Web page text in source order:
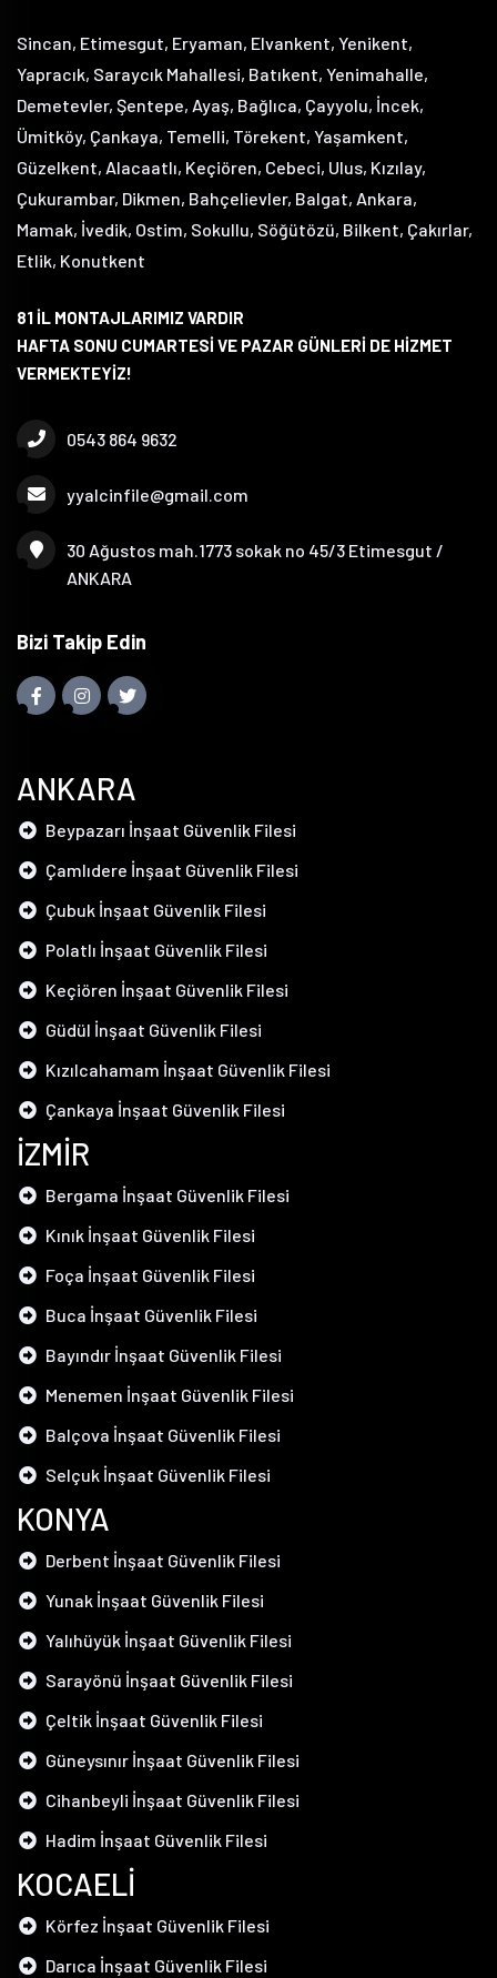
Sincan, Etimesgut, Eryaman, Elvankent, Yenikent,
Yapracık, Saraycık Mahallesi, Batıkent, Yenimahalle,
Demetevler, Şentepe, Ayaş, Bağlıca, Çayyolu, İncek,
Ümitköy, Çankaya, Temelli, Törekent, Yaşamkent,
Güzelkent, Alacaatlı, Keçiören, Cebeci, Ulus, Kızılay,
Çukurambar, Dikmen, Bahçelievler, Balgat, Ankara,
Mamak, İvedik, Ostim, Sokullu, Söğütözü, Bilkent, Çakırlar,
Etlik, Konutkent
81 İL MONTAJLARIMIZ VARDIR
HAFTA SONU CUMARTESİ VE PAZAR GÜNLERİ DE HİZMET
VERMEKTEYİZ!
0543 864 9632
yyalcinfile@gmail.com
30 Ağustos mah.1773 sokak no 45/3 Etimesgut /
ANKARA
Bizi Takip Edin
ANKARA
Beypazarı İnşaat Güvenlik Filesi
Çamlıdere İnşaat Güvenlik Filesi
Çubuk İnşaat Güvenlik Filesi
Polatlı İnşaat Güvenlik Filesi
Keçiören İnşaat Güvenlik Filesi
Güdül İnşaat Güvenlik Filesi
Kızılcahamam İnşaat Güvenlik Filesi
Çankaya İnşaat Güvenlik Filesi
İZMİR
Bergama İnşaat Güvenlik Filesi
Kınık İnşaat Güvenlik Filesi
Foça İnşaat Güvenlik Filesi
Buca İnşaat Güvenlik Filesi
Bayındır İnşaat Güvenlik Filesi
Menemen İnşaat Güvenlik Filesi
Balçova İnşaat Güvenlik Filesi
Selçuk İnşaat Güvenlik Filesi
KONYA
Derbent İnşaat Güvenlik Filesi
Yunak İnşaat Güvenlik Filesi
Yalıhüyük İnşaat Güvenlik Filesi
Sarayönü İnşaat Güvenlik Filesi
Çeltik İnşaat Güvenlik Filesi
Güneysınır İnşaat Güvenlik Filesi
Cihanbeyli İnşaat Güvenlik Filesi
Hadim İnşaat Güvenlik Filesi
KOCAELİ
Körfez İnşaat Güvenlik Filesi
Darıca İnşaat Güvenlik Filesi